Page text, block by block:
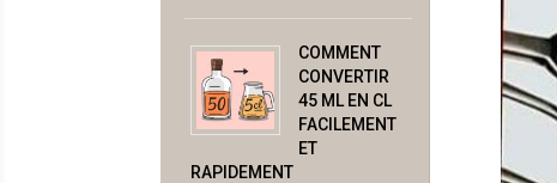
COMMENT
CONVERTIR
45 ML EN CL
FACILEMENT
ET
RAPIDEMENT